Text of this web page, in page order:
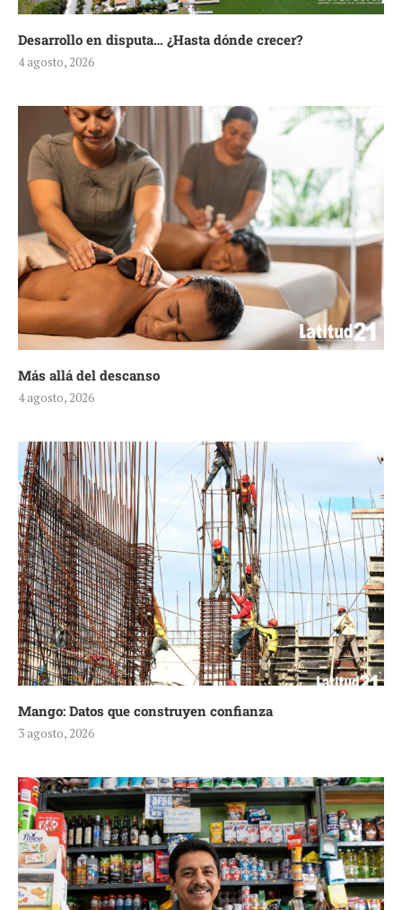
Desarrollo en disputa… ¿Hasta dónde crecer?
4 agosto, 2026
Más allá del descanso
4 agosto, 2026
Mango: Datos que construyen confianza
3 agosto, 2026